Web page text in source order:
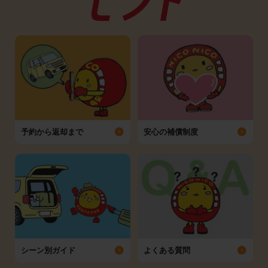
予約から返却まで 安心の補償制度
シーン別ガイド よくある質問